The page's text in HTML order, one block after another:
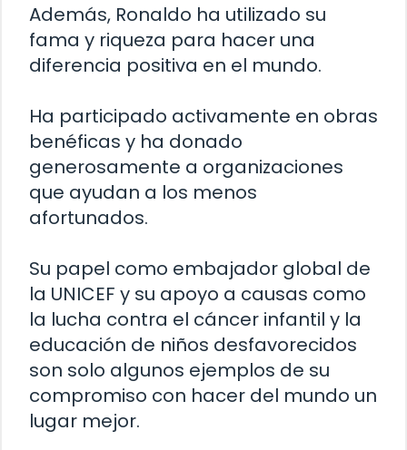
Además, Ronaldo ha utilizado su
fama y riqueza para hacer una
diferencia positiva en el mundo.
Ha participado activamente en obras
benéficas y ha donado
generosamente a organizaciones
que ayudan a los menos
afortunados.
Su papel como embajador global de
la UNICEF y su apoyo a causas como
la lucha contra el cáncer infantil y la
educación de niños desfavorecidos
son solo algunos ejemplos de su
compromiso con hacer del mundo un
lugar mejor.